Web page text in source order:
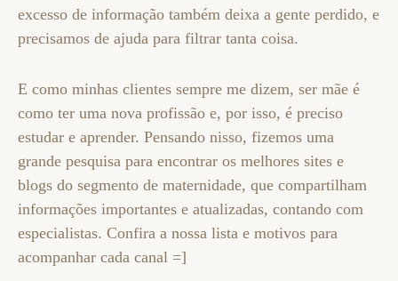
excesso de informação também deixa a gente perdido, e
precisamos de ajuda para filtrar tanta coisa.
E como minhas clientes sempre me dizem, ser mãe é
como ter uma nova profissão e, por isso, é preciso
estudar e aprender. Pensando nisso, fizemos uma
grande pesquisa para encontrar os melhores sites e
blogs do segmento de maternidade, que compartilham
informações importantes e atualizadas, contando com
especialistas. Confira a nossa lista e motivos para
acompanhar cada canal =]